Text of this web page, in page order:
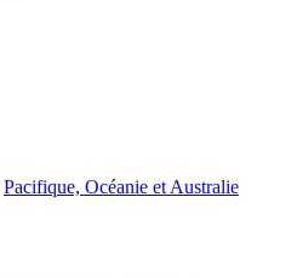
Pacifique, Océanie et Australie